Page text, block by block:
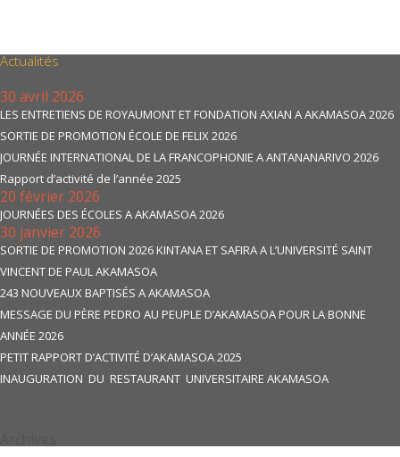
Actualités
30 avril 2026
LES ENTRETIENS DE ROYAUMONT ET FONDATION AXIAN A AKAMASOA 2026
SORTIE DE PROMOTION ÉCOLE DE FELIX 2026
JOURNÉE INTERNATIONAL DE LA FRANCOPHONIE A ANTANANARIVO 2026
Rapport d’activité de l’année 2025
20 février 2026
JOURNÉES DES ÉCOLES A AKAMASOA 2026
30 janvier 2026
SORTIE DE PROMOTION 2026 KINTANA ET SAFIRA A L’UNIVERSITÉ SAINT
VINCENT DE PAUL AKAMASOA
243 NOUVEAUX BAPTISÉS A AKAMASOA
MESSAGE DU PÈRE PEDRO AU PEUPLE D’AKAMASOA POUR LA BONNE
ANNÉE 2026
PETIT RAPPORT D’ACTIVITÉ D’AKAMASOA 2025
INAUGURATION DU RESTAURANT UNIVERSITAIRE AKAMASOA